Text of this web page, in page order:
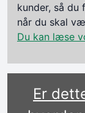
kunder, så
når du skal
Du kan læse
Er